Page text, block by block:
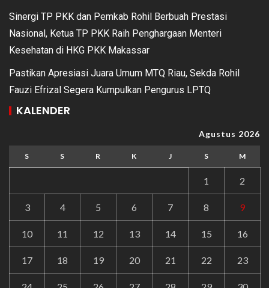
Sinergi TP PKK dan Pemkab Rohil Berbuah Prestasi
Nasional, Ketua TP PKK Raih Penghargaan Menteri
Kesehatan di HKG PKK Makassar
Pastikan Apresiasi Juara Umum MTQ Riau, Sekda Rohil
Fauzi Efrizal Segera Kumpulkan Pengurus LPTQ
KALENDER
Agustus 2026
S S R K J S M
1 2
3 4 5 6 7 8 9
10 11 12 13 14 15 16
17 18 19 20 21 22 23